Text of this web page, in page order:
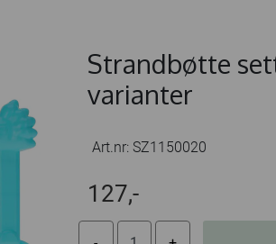
Strandbøtte
varianter
Art.nr: SZ1150020
127,-